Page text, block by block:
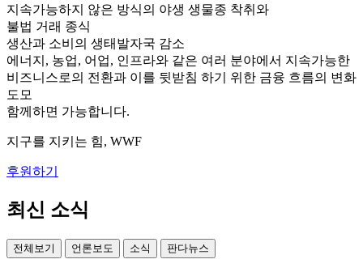
지속가능하지 않은 방식의 야생 생물종 착취와
불법 거래 종식
생산과 소비의 생태발자국 감소
에너지, 농업, 어업, 인프라와 같은 여러 분야에서 지속가능한
비즈니스로의 전환과 이를 뒷받침 하기 위한 금융 흐름의 변화
도모
함께하면 가능합니다.
지구를 지키는 힘, WWF
후원하기
최신 소식
전체보기 언론보도 소식 판다뉴스